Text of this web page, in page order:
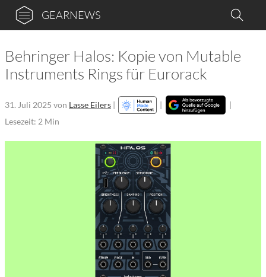
GEARNEWS
Behringer Halos: Kopie von Mutable
Instruments Rings für Eurorack
31. Juli 2025 von Lasse Eilers | |
|
Lesezeit: 2 Min